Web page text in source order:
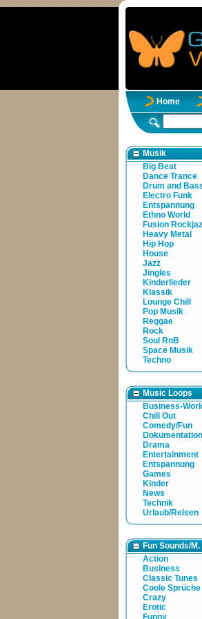
Home
Musik
Big Beat
Dance Trance
Drum and
Electro Funk
Entspannung
Ethno World
Fusion
Heavy Metal
Hip Hop
House
Jazz
Jingles
Kinderlieder
Klassik
Lounge Chill
Pop Musik
Reggae
Rock
Soul RnB
Space Musik
Techno
Music Loops
Business-
Chill Out
Comedy/Fun
Drama
Entertainment
Entspannung
Games
Kinder
News
Technik
Urlaub/Reisen
Fun Sounds/M.
Action
Business
Classic Tunes
Coole Sprüche
Crazy
Erotic
Funny